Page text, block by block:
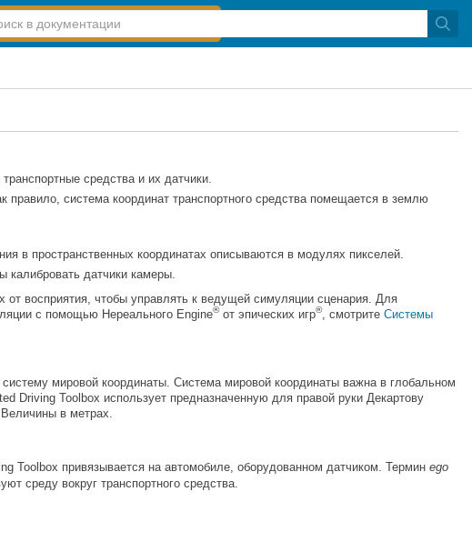
средства и их датчики.
система координат транспортного средства помещается в землю
в пространственных координатах описываются в модулях пикселей.
калибровать датчики камеры.
восприятия, чтобы управлять к ведущей симуляции сценария. Для
с помощью Нереального Engine®от эпических игр®, смотрите Системы
мировой координаты. Система мировой координаты важна в глобальном
Driving Toolbox использует предназначенную для правой руки Декартову
в метрах.
Toolbox привязывается на автомобиле, оборудованном датчиком. Термин ego
среду вокруг транспортного средства.